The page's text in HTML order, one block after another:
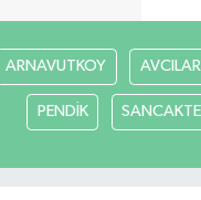
ARNAVUTKOY AVCILAR
PENDİK